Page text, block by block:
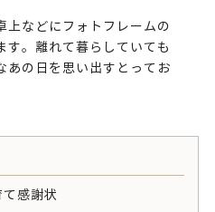
上などにフォトフレームの
す。離れて暮らしていても
あの日を思い出すとってお
て感謝状